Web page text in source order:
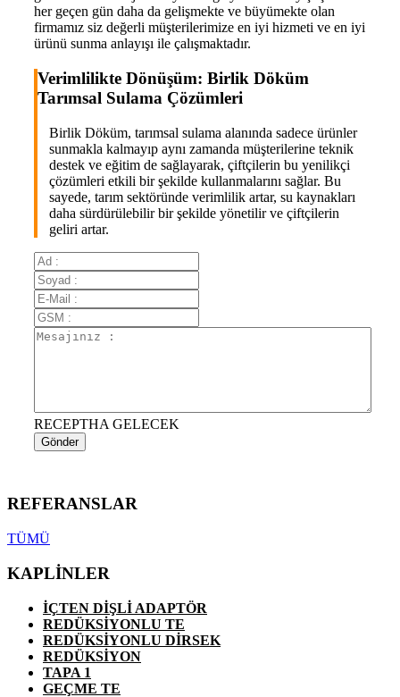
her geçen gün daha da gelişmekte ve büyümekte olan
firmamız siz değerli müşterilerimize en iyi hizmeti ve en iyi
ürünü sunma anlayışı ile çalışmaktadır.
Verimlilikte Dönüşüm: Birlik Döküm
Tarımsal Sulama Çözümleri
Birlik Döküm, tarımsal sulama alanında sadece ürünler
sunmakla kalmayıp aynı zamanda müşterilerine teknik
destek ve eğitim de sağlayarak, çiftçilerin bu yenilikçi
çözümleri etkili bir şekilde kullanmalarını sağlar. Bu
sayede, tarım sektöründe verimlilik artar, su kaynakları
daha sürdürülebilir bir şekilde yönetilir ve çiftçilerin
geliri artar.
RECEPTHA GELECEK
Gönder
REFERANSLAR
TÜMÜ
KAPLİNLER
İÇTEN DİŞLİ ADAPTÖR
REDÜKSİYONLU TE
REDÜKSİYONLU DİRSEK
REDÜKSİYON
TAPA 1
GEÇME TE